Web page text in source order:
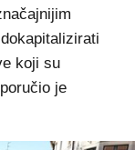
koji su
je